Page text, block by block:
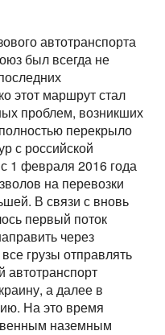
автотранспорта
был всегда не
этот маршрут стал
проблем, возникших
перекрыло
с российской
с 1 февраля 2016 года
на перевозки
В связи с вновь
первый поток
через
грузы отправлять
автотранспорт
а далее в
На это время
наземным